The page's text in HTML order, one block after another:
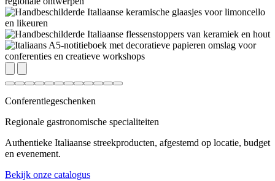
Conferentiegeschenken
Regionale gastronomische specialiteiten
Authentieke Italiaanse streekproducten, afgestemd op locatie, budget
en evenement.
Bekijk onze catalogus